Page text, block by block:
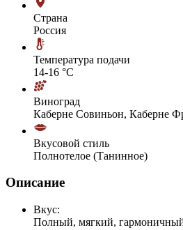
Страна
Россия
Температура подачи
14-16 °С
Виноград
Каберне Совиньон, Каберне
Вкусовой стиль
Полнотелое (Танинное)
Описание
Вкус:
Полный, мягкий,